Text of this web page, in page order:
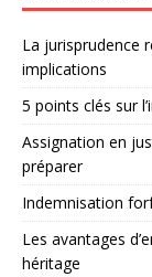
La jurisprudence
implications
5 points clés sur
Assignation en
préparer
Indemnisation
Les avantages
héritage